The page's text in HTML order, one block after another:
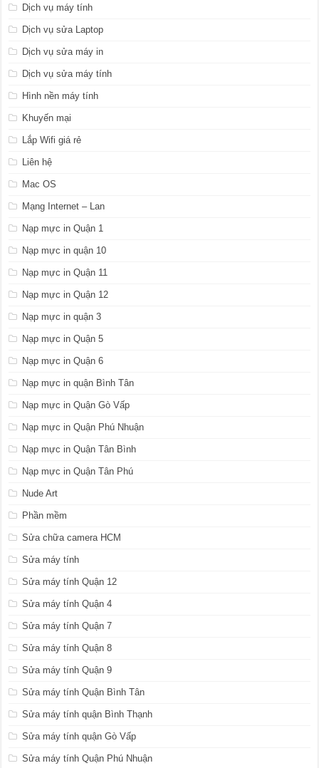
Dịch vụ máy tính
Dịch vụ sửa Laptop
Dịch vụ sửa máy in
Dịch vụ sửa máy tính
Hình nền máy tính
Khuyến mại
Lắp Wifi giá rẻ
Liên hệ
Mac OS
Mạng Internet – Lan
Nạp mực in Quận 1
Nạp mực in quận 10
Nạp mực in Quận 11
Nạp mực in Quận 12
Nạp mực in quận 3
Nạp mực in Quận 5
Nạp mực in Quận 6
Nạp mực in quận Bình Tân
Nạp mực in Quận Gò Vấp
Nạp mực in Quận Phú Nhuận
Nạp mực in Quận Tân Bình
Nạp mực in Quận Tân Phú
Nude Art
Phần mềm
Sửa chữa camera HCM
Sửa máy tính
Sửa máy tính Quận 12
Sửa máy tính Quận 4
Sửa máy tính Quận 7
Sửa máy tính Quận 8
Sửa máy tính Quận 9
Sửa máy tính Quận Bình Tân
Sửa máy tính quận Bình Thạnh
Sửa máy tính quận Gò Vấp
Sửa máy tính Quận Phú Nhuận